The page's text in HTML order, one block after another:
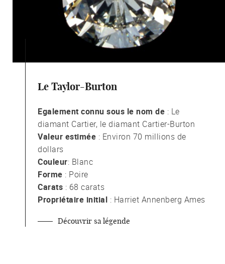
Le Taylor-Burton
Egalement connu sous le nom de : Le
diamant Cartier, le diamant Cartier-Burton
Valeur estimée : Environ 70 millions de
dollars
Couleur: Blanc
Forme : Poire
Carats : 68 carats
Propriétaire initial : Harriet Annenberg Ames
Découvrir sa légende